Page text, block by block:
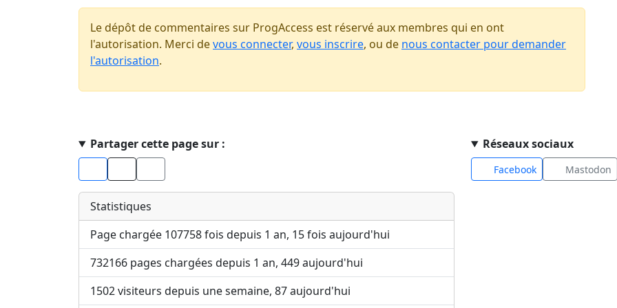
Le dépôt de commentaires sur ProgAccess est réservé aux membres qui en ont
l'autorisation. Merci devous connecter, vous inscrire, ou de nous contacter pour demander
l'autorisation.
Partager cette page sur :
Facebook
Statistiques
Page chargée 107758 fois depuis 1 an, 15 fois aujourd'hui
732166 pages chargées depuis 1 an, 449 aujourd'hui
1502 visiteurs depuis une semaine, 87 aujourd'hui
Réseaux sociaux
Facebook Mastodon